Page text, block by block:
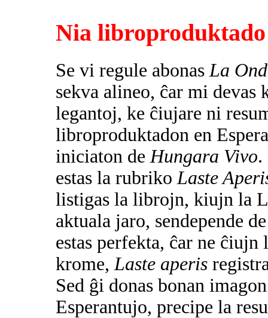
Nia
Se vi regule abonas La
sekva alineo, ĉar mi
legantoj, ke ĉiujare ni
libroproduktadon en
iniciaton de Hungara Vivo.
estas la rubriko Laste
listigas la librojn, kiujn la
aktuala jaro, sendepende
estas perfekta, ĉar ne
krome, Laste aperis
Sed ĝi donas bonan
Esperantujo, precipe la